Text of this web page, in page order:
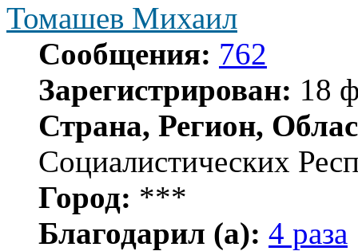
Томашев Михаил
Сообщения: 762
Зарегистрирован: 18
Страна, Регион,
Социалистических
Город: ***
Благодарил (а): 4 раза